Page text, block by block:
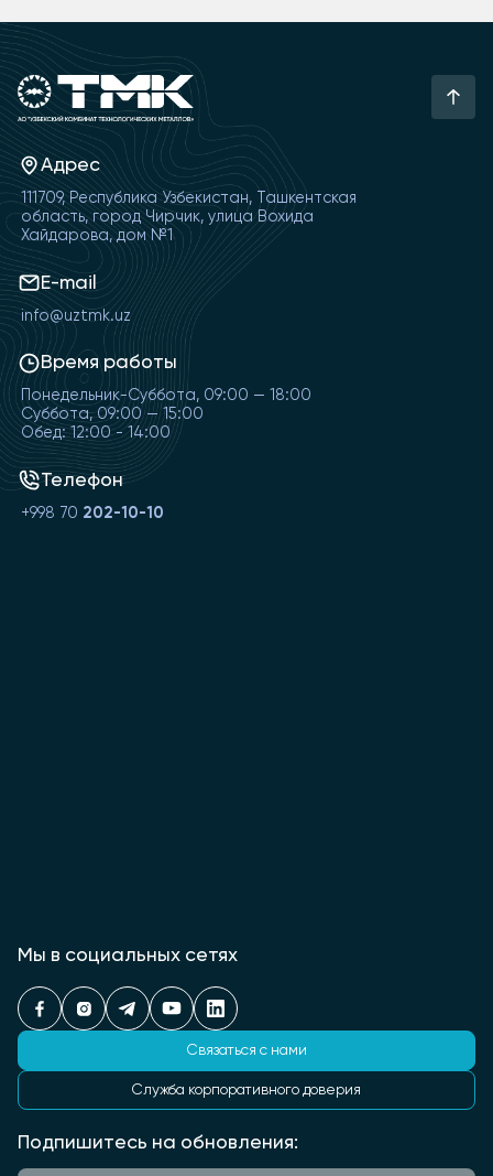
Адрес
111709, Республика Узбекистан, Ташкентская
область, город Чирчик, улица Вохида
Хайдарова, дом №1
E-mail
info@uztmk.uz
Время работы
Понедельник-Суббота, 09:00 — 18:00
Суббота, 09:00 — 15:00
Обед: 12:00 - 14:00
Телефон
+998 70 202-10-10
Мы в социальных сетях
Связаться с нами
Служба корпоративного доверия
Подпишитесь на обновления: